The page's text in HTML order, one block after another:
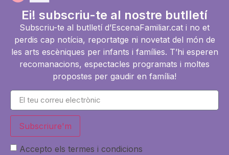
Ei! subscriu-te al nostre butlletí
Subscriu-te al butlletí d’EscenaFamiliar.cat i no et
perdis cap notícia, reportatge ni novetat del món de
les arts escèniques per infants i famílies. T’hi esperen
recomanacions, espectacles programats i moltes
propostes per gaudir en família!
Subscriure'm
Accepto els termes i condicions